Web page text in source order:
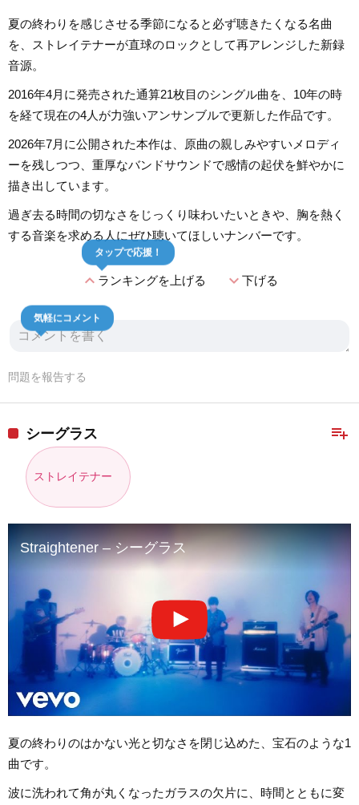
夏の終わりを感じさせる季節になると必ず聴きたくなる名曲
を、ストレイテナーが直球のロックとして再アレンジした新録
音源。
2016年4月に発売された通算21枚目のシングル曲を、10年の時
を経て現在の4人が力強いアンサンブルで更新した作品です。
2026年7月に公開された本作は、原曲の親しみやすいメロディ
ーを残しつつ、重厚なバンドサウンドで感情の起伏を鮮やかに
描き出しています。
過ぎ去る時間の切なさをじっくり味わいたいときや、胸を熱く
する音楽を求める人にぜひ聴いてほしいナンバーです。
expand_lessランキングを上げる
タップで応援！
expand_more下げる
気軽にコメント
問題を報告する
playlist_add
シーグラス
ストレイテナー
Straightener – シーグラス
夏の終わりのはかない光と切なさを閉じ込めた、宝石のような1
曲です。
波に洗われて角が丸くなったガラスの欠片に、時間とともに変